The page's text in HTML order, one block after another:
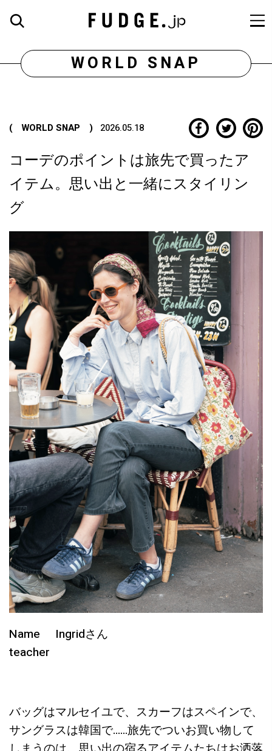
WORLD SNAP
( WORLD SNAP ) 2026.05.18
コーデのポイントは旅先で買ったア
イテム。思い出と一緒にスタイリン
グ
Name Ingridさん
teacher
バッグはマルセイユで、スカーフはスペインで、
サングラスは韓国で……旅先でついお買い物して